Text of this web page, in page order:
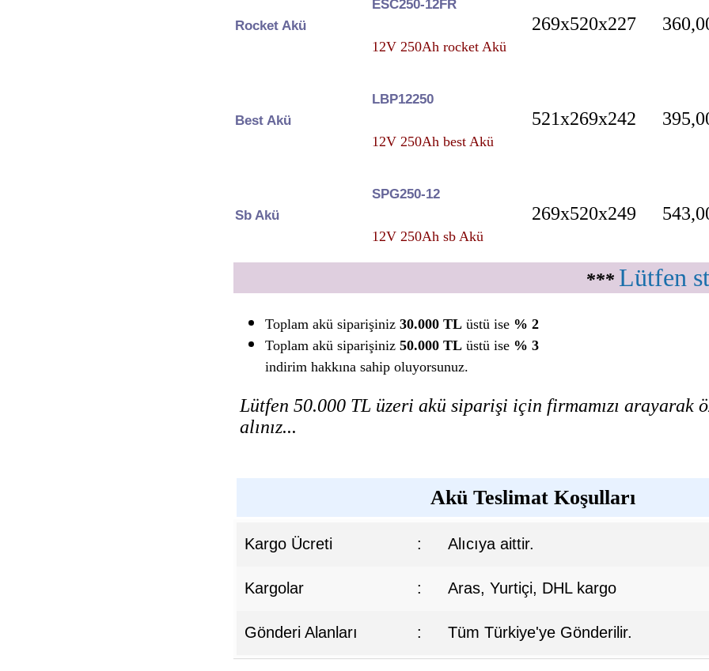
Rocket Akü
ESC250-12FR
12V 250Ah rocket Akü
269x520x227
Best Akü
LBP12250
12V 250Ah best Akü
521x269x242
Sb Akü
SPG250-12
12V 250Ah sb Akü
269x520x249
*** Lütfen
Toplam akü siparişiniz 30.000 TL üstü ise % 2
Toplam akü siparişiniz 50.000 TL üstü ise % 3
indirim hakkına sahip oluyorsunuz.
Lütfen 50.000 TL üzeri akü siparişi için firmamızı arayarak
alınız...
Akü Teslimat Koşulları
Kargo Ücreti : Alıcıya aittir.
Kargolar : Aras, Yurtiçi, DHL kargo
Gönderi Alanları : Tüm Türkiye'ye Gönderilir.